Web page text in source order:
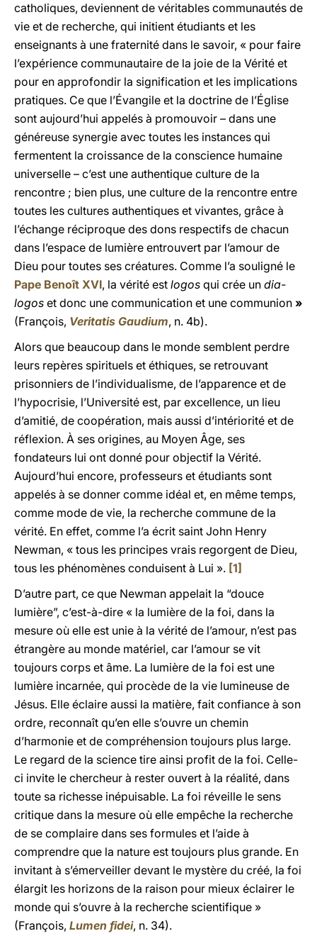
catholiques, deviennent de véritables communautés de
vie et de recherche, qui initient étudiants et les
enseignants à une fraternité dans le savoir, « pour faire
l’expérience communautaire de la joie de la Vérité et
pour en approfondir la signification et les implications
pratiques. Ce que l’Évangile et la doctrine de l’Église
sont aujourd’hui appelés à promouvoir – dans une
généreuse synergie avec toutes les instances qui
fermentent la croissance de la conscience humaine
universelle – c’est une authentique culture de la
rencontre ; bien plus, une culture de la rencontre entre
toutes les cultures authentiques et vivantes, grâce à
l’échange réciproque des dons respectifs de chacun
dans l’espace de lumière entrouvert par l’amour de
Dieu pour toutes ses créatures. Comme l’a souligné le
Pape Benoît XVI, la vérité est logos qui crée un dia-
logos et donc une communication et une communion »
(François, Veritatis Gaudium, n. 4b).
Alors que beaucoup dans le monde semblent perdre
leurs repères spirituels et éthiques, se retrouvant
prisonniers de l’individualisme, de l’apparence et de
l’hypocrisie, l’Université est, par excellence, un lieu
d’amitié, de coopération, mais aussi d’intériorité et de
réflexion. À ses origines, au Moyen Âge, ses
fondateurs lui ont donné pour objectif la Vérité.
Aujourd’hui encore, professeurs et étudiants sont
appelés à se donner comme idéal et, en même temps,
comme mode de vie, la recherche commune de la
vérité. En effet, comme l’a écrit saint John Henry
Newman, « tous les principes vrais regorgent de Dieu,
tous les phénomènes conduisent à Lui ». [1]
D’autre part, ce que Newman appelait la “douce
lumière”, c’est-à-dire « la lumière de la foi, dans la
mesure où elle est unie à la vérité de l’amour, n’est pas
étrangère au monde matériel, car l’amour se vit
toujours corps et âme. La lumière de la foi est une
lumière incarnée, qui procède de la vie lumineuse de
Jésus. Elle éclaire aussi la matière, fait confiance à son
ordre, reconnaît qu’en elle s’ouvre un chemin
d’harmonie et de compréhension toujours plus large.
Le regard de la science tire ainsi profit de la foi. Celle-
ci invite le chercheur à rester ouvert à la réalité, dans
toute sa richesse inépuisable. La foi réveille le sens
critique dans la mesure où elle empêche la recherche
de se complaire dans ses formules et l’aide à
comprendre que la nature est toujours plus grande. En
invitant à s’émerveiller devant le mystère du créé, la foi
élargit les horizons de la raison pour mieux éclairer le
monde qui s’ouvre à la recherche scientifique »
(François, Lumen fidei, n. 34).